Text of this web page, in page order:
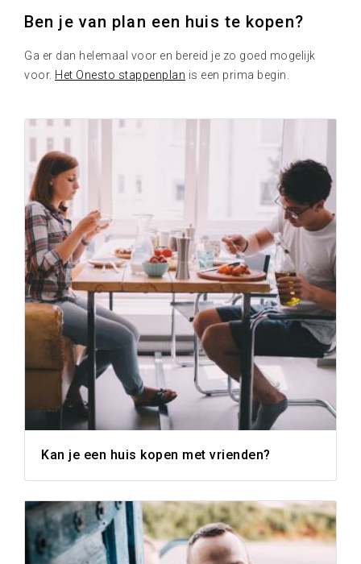
Ben je van plan een huis te kopen?
Ga er dan helemaal voor en bereid je zo goed mogelijk
voor. Het Onesto stappenplan is een prima begin.
Kan je een huis kopen met vrienden?